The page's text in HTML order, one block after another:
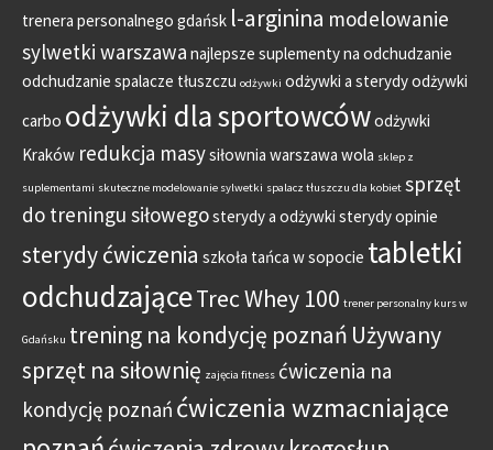
trenera personalnego gdańsk l-arginina modelowanie
sylwetki warszawa najlepsze suplementy na odchudzanie
odchudzanie spalacze tłuszczu odżywki odżywki a sterydyodżywki
carbo odżywki dla sportowcówodżywki
Kraków redukcja masysiłownia warszawa wola sklep z
suplementami skuteczne modelowanie sylwetki spalacz tłuszczu dla kobiet sprzęt
do treningu siłowegosterydy a odżywki sterydy opinie
sterydy ćwiczenia szkoła tańca w sopocie tabletki
odchudzająceTrec Whey 100 trener personalny kurs w
Gdańsku trening na kondycję poznań Używany
sprzęt na siłownię zajęcia fitness ćwiczenia na
kondycję poznań ćwiczenia wzmacniające